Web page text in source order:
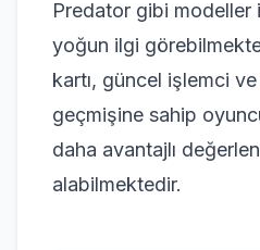
Predator gibi modeller
yoğun ilgi
kartı, güncel işlemci
geçmişine sahip
daha avantajlı
alabilmektedir.